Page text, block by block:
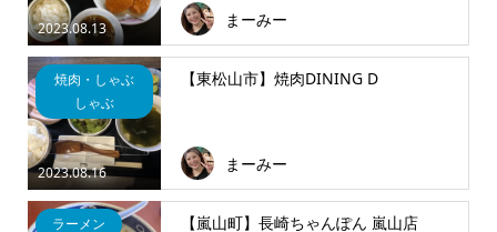
2023.08.13 まーみー
2023.08.16
焼肉・しゃぶ
しゃぶ
【東松山市】焼肉DINING D
まーみー
ラーメン 【嵐山町】長崎ちゃんぽん 嵐山店